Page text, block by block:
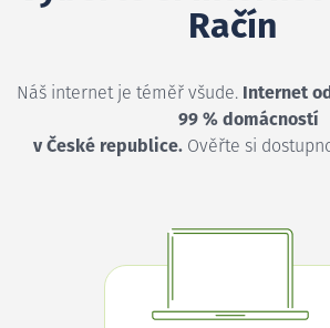
Račín
Náš internet je téměř všude. Internet
99 % domácností
v České republice.Ověřte si